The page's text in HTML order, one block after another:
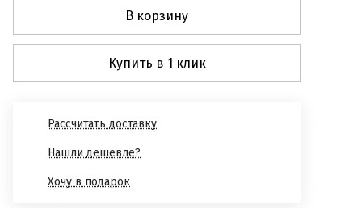
В корзину
Купить в 1 клик
Рассчитать доставку
Нашли дешевле?
Хочу в подарок